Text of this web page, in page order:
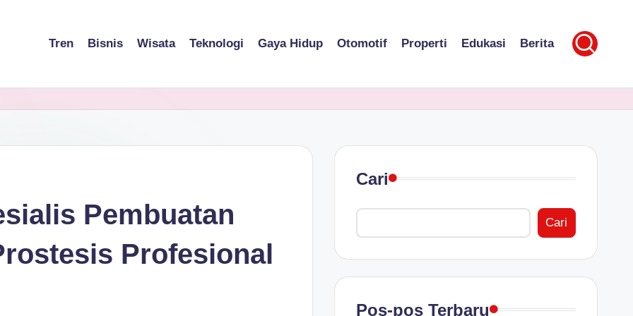
Tren Bisnis Wisata Teknologi Gaya Hidup Otomotif Properti Edukasi Berita
Pembuatan
Profesional
Cari
Cari
Pos-pos Terbaru